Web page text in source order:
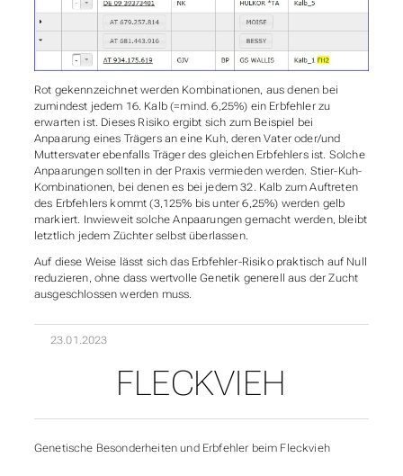
Rot gekennzeichnet werden Kombinationen, aus denen bei
zumindest jedem 16. Kalb (=mind. 6,25%) ein Erbfehler zu
erwarten ist. Dieses Risiko ergibt sich zum Beispiel bei
Anpaarung eines Trägers an eine Kuh, deren Vater oder/und
Muttersvater ebenfalls Träger des gleichen Erbfehlers ist. Solche
Anpaarungen sollten in der Praxis vermieden werden. Stier-Kuh-
Kombinationen, bei denen es bei jedem 32. Kalb zum Auftreten
des Erbfehlers kommt (3,125% bis unter 6,25%) werden gelb
markiert. Inwieweit solche Anpaarungen gemacht werden, bleibt
letztlich jedem Züchter selbst überlassen.
Auf diese Weise lässt sich das Erbfehler-Risiko praktisch auf Null
reduzieren, ohne dass wertvolle Genetik generell aus der Zucht
ausgeschlossen werden muss.
23.01.2023
UNTERABSCHNITTE
FLECKVIEH
Genetische Besonderheiten und Erbfehler beim Fleckvieh